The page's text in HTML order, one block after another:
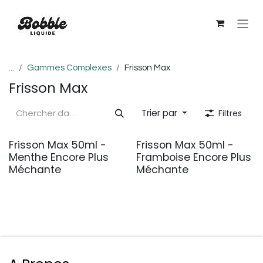
... Gammes Complexes Frisson Max
Frisson Max
Trier par Filtres
Frisson Max 50ml -
Menthe Encore Plus
Méchante
Frisson Max 50ml -
Framboise Encore Plus
Méchante